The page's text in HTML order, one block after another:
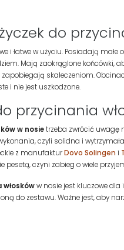
do
i łatwe w użyciu. Posiadają
Mają zaokrąglone końcówki,
skaleczeniom.
i nie jest uszkodzone.
przycinania
w nosietrzeba zwrócić uwagę
czyli solidna i
z manufakturDovo Solingen i
pesetą, czyni zabieg o wiele
w nosie jest kluczowe dla
do zestawu. Ważne jest, aby